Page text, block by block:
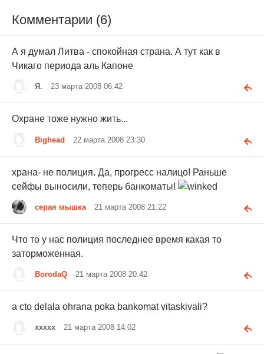
Комментарии (6)
А я думал Литва - спокойная страна. А тут как в
Чикаго периода аль Капоне
Я. 23 марта 2008 06:42
Охране тоже нужно жить...
Bighead 22 марта 2008 23:30
храна- не полиция. Да, прогресс налицо! Раньше
сейфы выносили, теперь банкоматы!
серая мышка 21 марта 2008 21:22
Что то у нас полиция последнее время какая то
заторможенная.
BorodaQ 21 марта 2008 20:42
a cto delala ohrana poka bankomat vitaskivali?
xxxxx 21 марта 2008 14:02